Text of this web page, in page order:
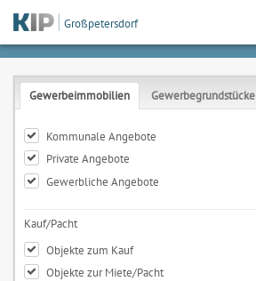
Großpetersdorf
Gewerbeimmobilien Gewerbegrundstücke
Kommunale Angebote
Private Angebote
Gewerbliche Angebote
Kauf/Pacht
Objekte zum Kauf
Objekte zur Miete/Pacht